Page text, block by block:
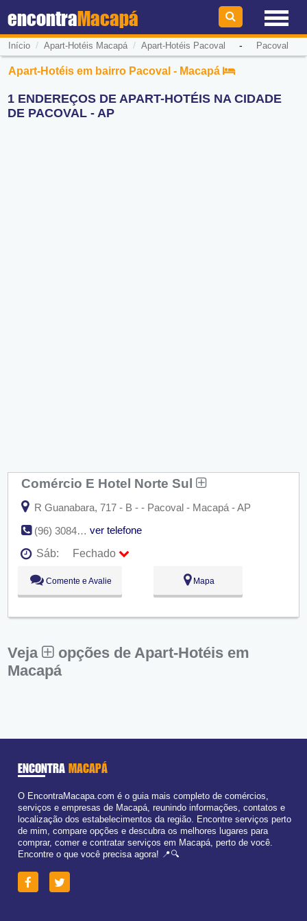
encontraMacapá
Início / Apart-Hotéis Macapá/ Apart-Hotéis Pacoval - Pacoval
Apart-Hotéis em bairro Pacoval - Macapá
1 ENDEREÇOS DE APART-HOTÉIS NA CIDADE
DE PACOVAL - AP
Comércio E Hotel Norte Sul
R Guanabara, 717 - B - - Pacoval - Macapá - AP
(96) 3084-1607
ver telefone
Sáb:
Fechado
Seg:
Ter:
09:00 - 18:00
Qua:
09:00 - 18:00
Sex:
09:00 - 18:00
Dom:
Fechado
Comente e Avalie Mapa
Veja
opções de Apart-Hotéis em
Macapá
ENCONTRA MACAPÁ
O EncontraMacapa.com é o guia mais completo de comércios,
serviços e empresas de Macapá, reunindo informações, contatos e
localização dos estabelecimentos da região. Encontre serviços perto
de mim, compare opções e descubra os melhores lugares para
comprar, comer e contratar serviços em Macapá, perto de você.
Encontre o que você precisa agora! 📍🔍